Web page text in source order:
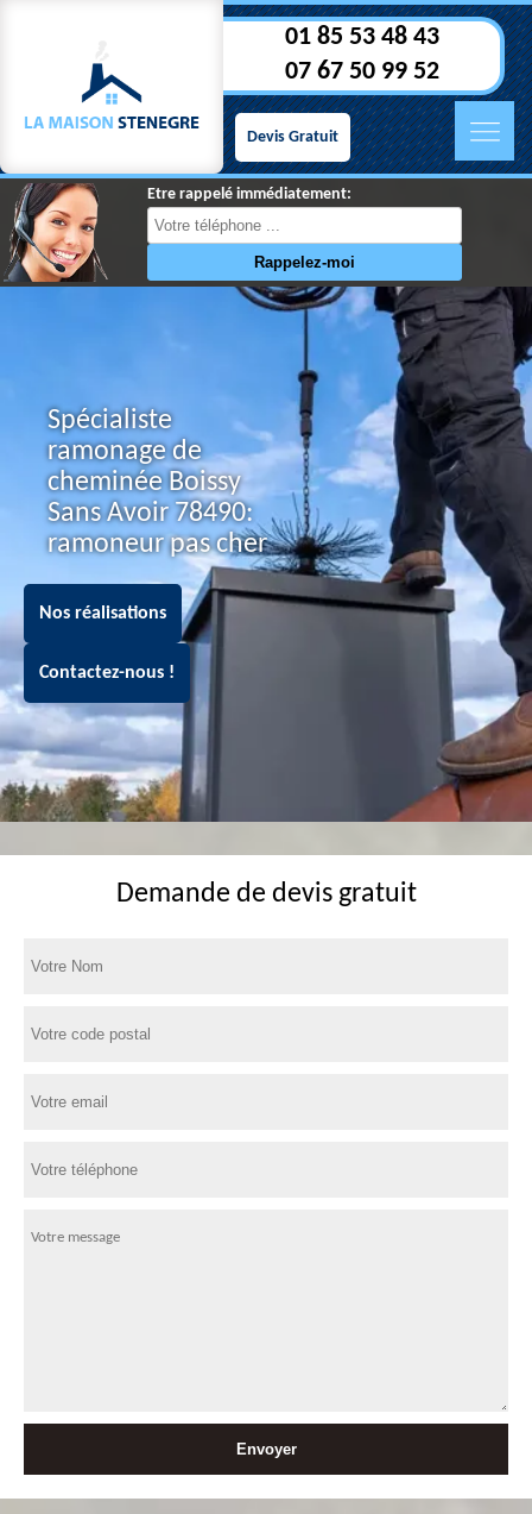
01 85 53 48 43
07 67 50 99 52
Devis Gratuit
Etre rappelé immédiatement:
Spécialiste
ramonage de
cheminée Boissy
Sans Avoir 78490:
ramoneur pas cher
Nos réalisations
Contactez-nous !
Demande de devis gratuit